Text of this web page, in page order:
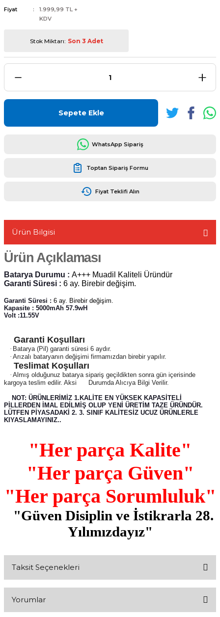
Fiyat
1.999,99 TL +
KDV
Stok Miktarı: Son 3 Adet
Sepete Ekle
WhatsApp Sipariş
Toptan Sipariş Formu
Fiyat Teklifi Alın
Ürün Bilgisi
Ürün Açıklaması
Batarya Durumu : A+++ Muadil Kaliteli Üründür
Garanti Süresi : 6 ay. Birebir değişim.
Garanti Süresi : 6 ay. Birebir değişim.
Kapasite : 5000mAh 57.9wH
Volt :11.55V
Garanti Koşulları
· Batarya (Pil) garanti süresi 6 aydır.
· Arızalı bataryanın değişimi firmamızdan birebir yapılır.
Teslimat Koşulları
· Almış olduğunuz batarya sipariş geçildikten sonra gün içerisinde
kargoya teslim edilir. Aksi
Durumda Alıcıya Bilgi Verilir.
NOT: ÜRÜNLERİMİZ 1.KALİTE EN YÜKSEK KAPASİTELİ
PİLLERDEN İMAL EDİLMİŞ OLUP YENİ ÜRETİM TAZE ÜRÜNDÜR.
LÜTFEN PİYASADAKİ 2. 3. SINIF KALİTESİZ UCUZ ÜRÜNLERLE
KIYASLAMAYINIZ..
"Her parça Kalite"
"Her parça Güven"
"Her parça Sorumluluk"
"Güven Disiplin ve İstikrarla 28.
Yılımızdayız"
Taksit Seçenekleri
Yorumlar